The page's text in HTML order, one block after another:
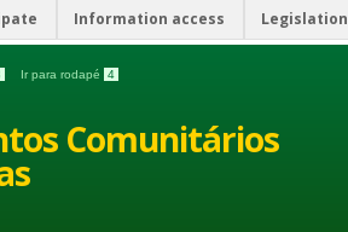
Information access Legislation
Ir para rodapé 4
Comunitários